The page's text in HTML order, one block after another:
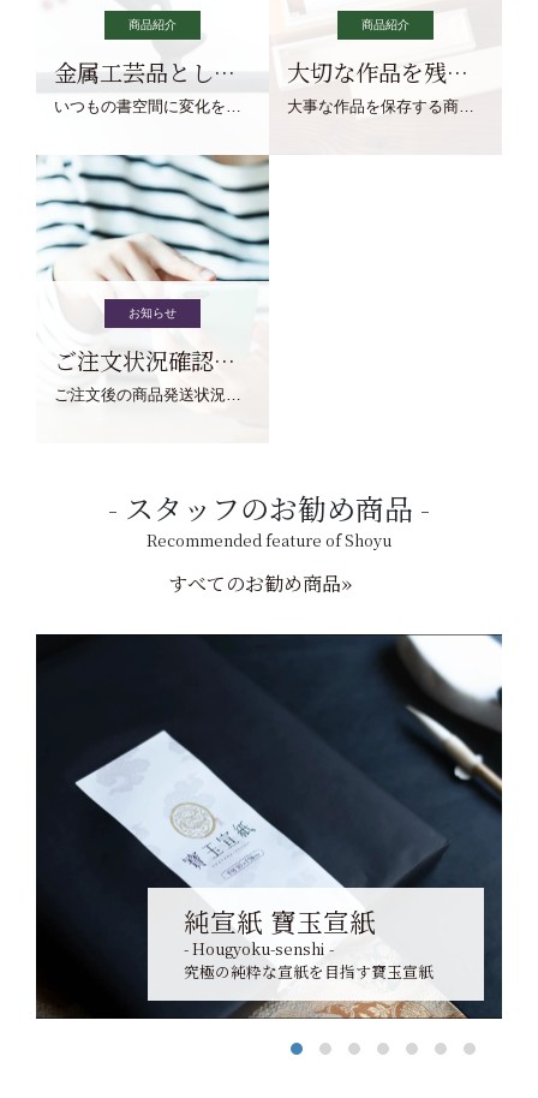
商品紹介
金属工芸品としての文鎮
商品紹介
大切な作品を残す作品保存商品
お知らせ
ご注文状況確認について
スタッフのお勧め商品
Recommended feature of Shoyu
すべてのお勧め商品»
純宣紙 寶玉宣紙
- Hougyoku-senshi -
究極の純粋な宣紙を目指す寶玉宣紙